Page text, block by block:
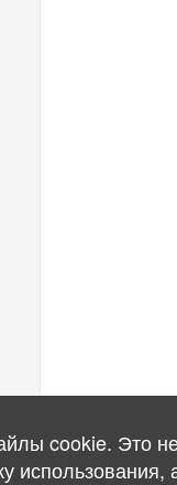
cookie. Это